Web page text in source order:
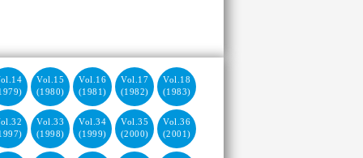
Vol.15
(1980)
Vol.16
(1981)
Vol.17
(1982)
Vol.18
(1983)
Vol.33
(1998)
Vol.34
(1999)
Vol.35
(2000)
Vol.36
(2001)